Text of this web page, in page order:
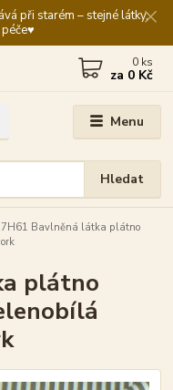
při starém – stejné látky,
Menu
Hledat
0 ks
za 0 Kč
7H61 Bavlněná látka plátno
plátno